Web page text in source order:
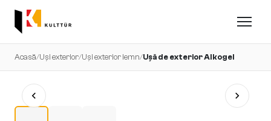
Acasă/Uși exterior/Uși exterior lemn/Ușă de exterior Alkogel